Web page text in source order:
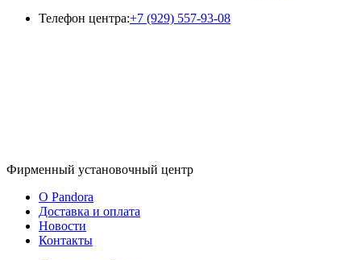
Телефон центра:+7 (929) 557-93-08
Фирменный установочный центр
O Pandora
Доставка и оплата
Новости
Контакты